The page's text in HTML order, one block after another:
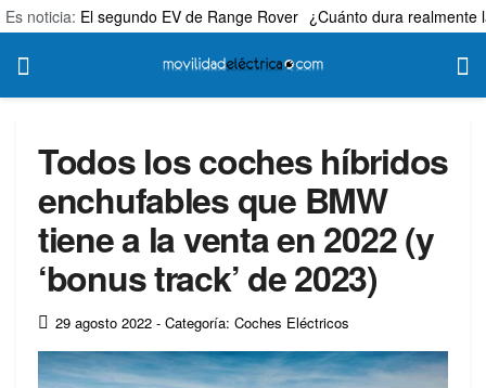
Es noticia: El segundo EV de Range Rover ¿Cuánto dura realmente
Todos los coches híbridos
enchufables que BMW
tiene a la venta en 2022 (y
‘bonus track’ de 2023)
29 agosto 2022 - Categoría: Coches Eléctricos